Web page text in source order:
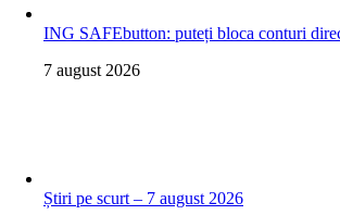
ING SAFEbutton: puteți bloca conturi
7 august 2026
Știri pe scurt – 7 august 2026